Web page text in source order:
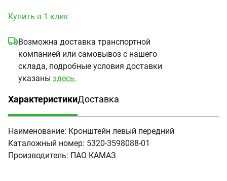
Купить в 1 клик
Возможна доставка транспортной
компанией или самовывоз с нашего
склада, подробные условия доставки
указаны здесь.
Характеристики
(активная вкладка)
Доставка
Наименование: Кронштейн левый передний
Каталожный номер: 5320-3598088-01
Производитель: ПАО КАМАЗ